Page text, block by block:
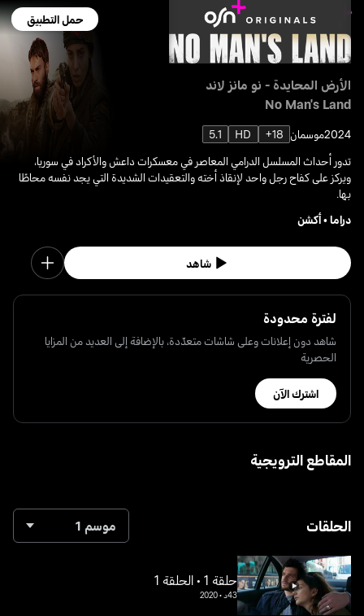
حمل التطبيق
الأرض المحايدة - نو مانز لاند
No Man's Land
2024موسمان 18+
HD
5.1
تدور أحداث المسلسل الدرامي المعاصر في معسكرات داعش والأكراد في سوريا،
ويركز على كفاح رجل واحد لإنقاذ أخته والتعقيدات الشديدة التي يجد نفسه محاطًا
بها.
دراما•أكشن
شاهد
لفترة محدودة
شاهد دون إعلانات وعلى شاشات متعدّدة، بالإضافة إلى العديد من المزايا
الحصرية
اشترك الآن
المقاطع الترويجية
الحلقات موسم 1
حلقة 1 • الحلقة 1
43د •
2020